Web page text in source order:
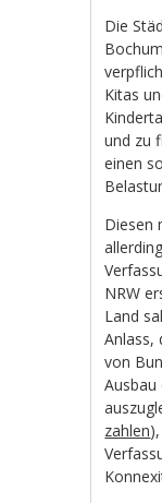
Die
Kitas
und zu
einen
Diesen
NRW
Land
Anlass,
von
zahlen